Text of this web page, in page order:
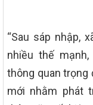
“Sau sáp nhập,
nhiều thế
thông quan trọng
mới nhằm phát